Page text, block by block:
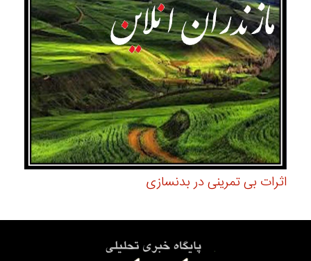
اثرات بی تمرینی در بدنسازی